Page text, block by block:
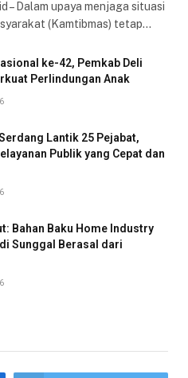
– Dalam upaya menjaga situasi
(Kamtibmas) tetap…
ke-42, Pemkab Deli
Perlindungan Anak
Lantik 25 Pejabat,
Publik yang Cepat dan
Bahan Baku Home Industry
Sunggal Berasal dari